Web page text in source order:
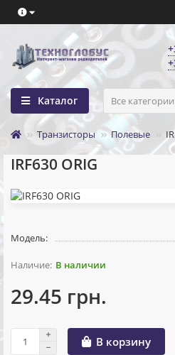
Каталог Все категории
Транзисторы Полевые
IRF630 ORIG
Модель:
В наличии
29.45 грн.
В корзину